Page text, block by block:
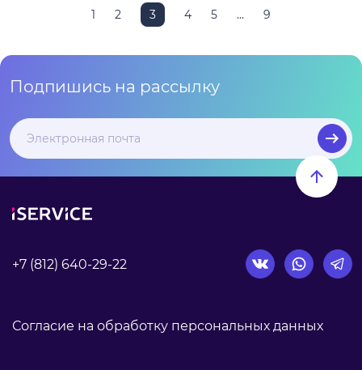
1 2 3 4 5 ... 9
Подпишись на рассылку
+7 (812) 640-29-22
Согласие на обработку персональных данных